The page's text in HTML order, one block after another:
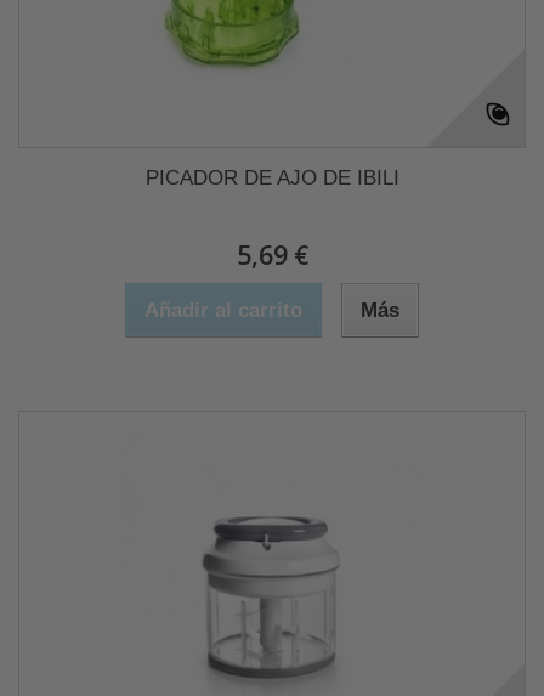
PICADOR DE AJO DE IBILI
5,69 €
Añadir al carrito Más